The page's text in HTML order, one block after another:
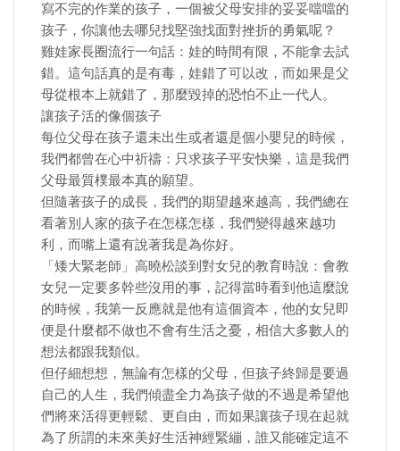
寫不完的作業的孩子，一個被父母安排的妥妥噹噹的
孩子，你讓他去哪兒找堅強找面對挫折的勇氣呢？
雞娃家長圈流行一句話：娃的時間有限，不能拿去試
錯。這句話真的是有毒，娃錯了可以改，而如果是父
母從根本上就錯了，那麼毀掉的恐怕不止一代人。
讓孩子活的像個孩子
每位父母在孩子還未出生或者還是個小嬰兒的時候，
我們都曾在心中祈禱：只求孩子平安快樂，這是我們
父母最質樸最本真的願望。
但隨著孩子的成長，我們的期望越來越高，我們總在
看著別人家的孩子在怎樣怎樣，我們變得越來越功
利，而嘴上還有說著我是為你好。
「矮大緊老師」高曉松談到對女兒的教育時說：會教
女兒一定要多幹些沒用的事，記得當時看到他這麼說
的時候，我第一反應就是他有這個資本，他的女兒即
便是什麼都不做也不會有生活之憂，相信大多數人的
想法都跟我類似。
但仔細想想，無論有怎樣的父母，但孩子終歸是要過
自己的人生，我們傾盡全力為孩子做的不過是希望他
們將來活得更輕鬆、更自由，而如果讓孩子現在起就
為了所謂的未來美好生活神經緊繃，誰又能確定這不